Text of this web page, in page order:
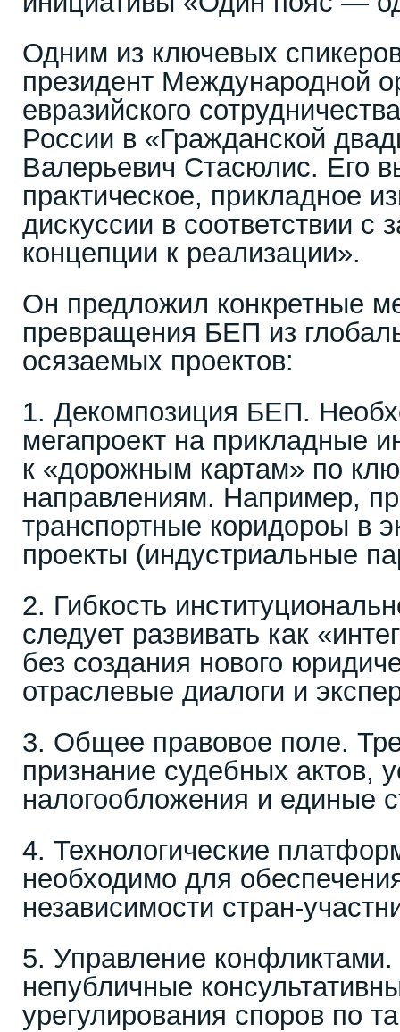
Одним из ключевых
президент Международной
евразийского
России в «Гражданской
Валерьевич Стасюлис. Его
практическое, прикладное
дискуссии в соответствии с
концепции к реализации».
Он предложил конкретные
превращения БЕП из
осязаемых проектов:
1. Декомпозиция БЕП.
мегапроект на прикладные
к «дорожным картам» по
направлениям. Например,
транспортные коридороы в
проекты (индустриальные
2. Гибкость
следует развивать как
без создания нового
отраслевые диалоги и
3. Общее правовое поле.
признание судебных актов,
налогообложения и единые
4. Технологические
необходимо для
независимости стран-
5. Управление
непубличные
урегулирования споров по